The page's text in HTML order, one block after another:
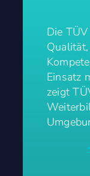
Die
Einsatz
zeigt